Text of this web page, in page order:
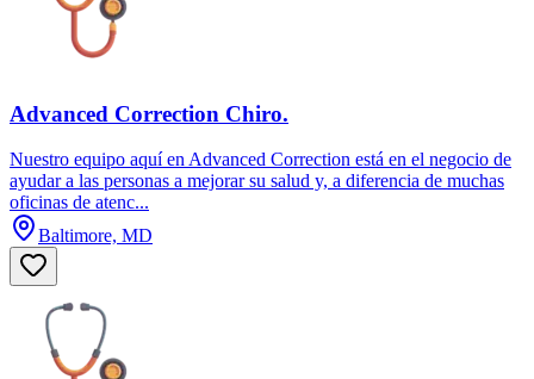
Advanced Correction Chiro.
Nuestro equipo aquí en Advanced Correction está en el negocio de
ayudar a las personas a mejorar su salud y, a diferencia de muchas
oficinas de atenc...
Baltimore, MD